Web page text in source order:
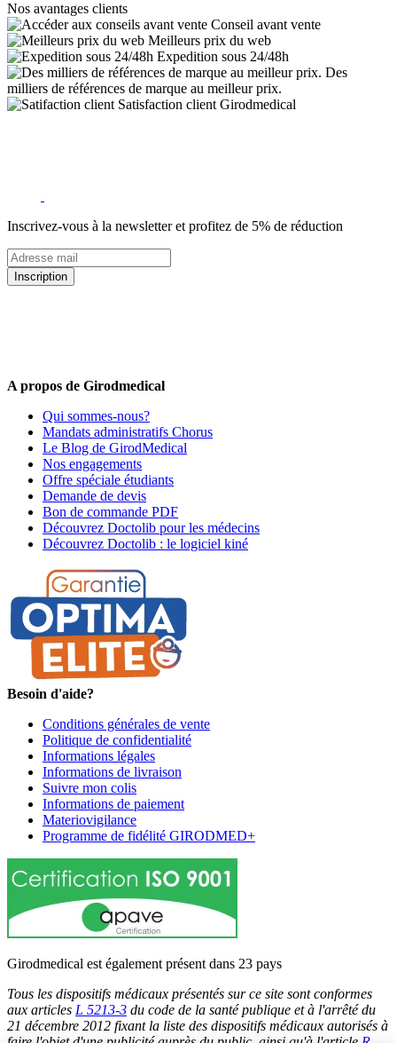
Nos avantages clients
Conseil avant vente
Meilleurs prix du web
Expedition sous 24/48h
Des
milliers de références de marque au meilleur prix.
Satisfaction client Girodmedical
Inscrivez-vous à la newsletter et profitez de 5% de réduction
Inscription
A propos de Girodmedical
Qui sommes-nous?
Mandats administratifs Chorus
Le Blog de GirodMedical
Nos engagements
Offre spéciale étudiants
Demande de devis
Bon de commande PDF
Découvrez Doctolib pour les médecins
Découvrez Doctolib : le logiciel kiné
Besoin d'aide?
Conditions générales de vente
Politique de confidentialité
Informations légales
Informations de livraison
Suivre mon colis
Informations de paiement
Materiovigilance
Programme de fidélité GIRODMED+
Girodmedical est également présent dans 23 pays
Tous les dispositifs médicaux présentés sur ce site sont conformes
aux articles L 5213-3 du code de la santé publique et à l'arrêté du
21 décembre 2012 fixant la liste des dispositifs médicaux autorisés à